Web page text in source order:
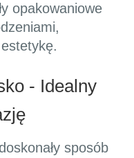
opakowaniowe
- Idealny
sposób